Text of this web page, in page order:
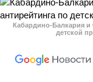
Кабардино-Балкария и
детской